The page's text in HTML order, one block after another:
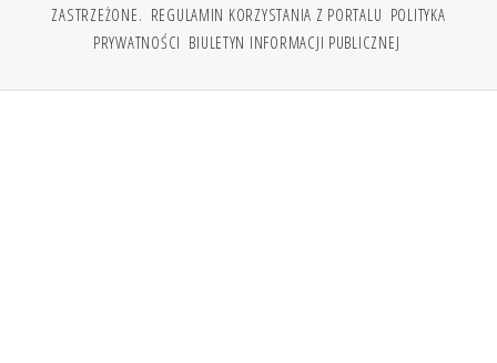
ZASTRZEŻONE. REGULAMIN KORZYSTANIA Z PORTALU POLITYKA
PRYWATNOŚCI BIULETYN INFORMACJI PUBLICZNEJ